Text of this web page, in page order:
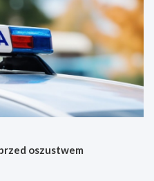
oszustwem